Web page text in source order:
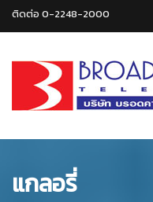
ติดต่อ 0-2248-2000
Thai
แกลอรี่